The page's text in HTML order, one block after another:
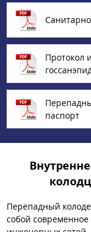
Протокол
паспорт
Перепадный
собой